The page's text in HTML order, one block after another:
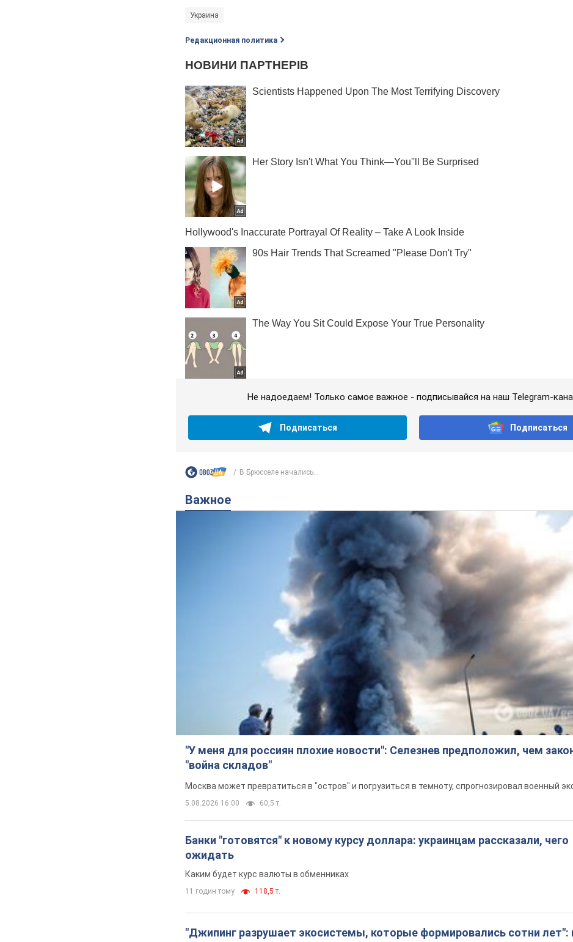
Украина
Редакционная политика
Не надоедаем! Только самое важное - подписывайся на наш Telegram-
Подписаться Подписаться
В Брюсселе начались...
Важное
"У меня для россиян плохие новости": Селезнев предположил, чем
"война складов"
Москва может превратиться в "остров" и погрузиться в темноту, спрогнозировал военный
5.08.2026 16:00 60,5 т.
Банки "готовятся" к новому курсу доллара: украинцам рассказали, чего
ожидать
Каким будет курс валюты в обменниках
11 годин тому 118,5 т.
"Джипинг разрушает экосистемы, которые формировались сотни лет":